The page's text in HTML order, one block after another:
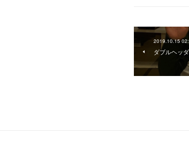
2019.10.15
ダブルヘッ